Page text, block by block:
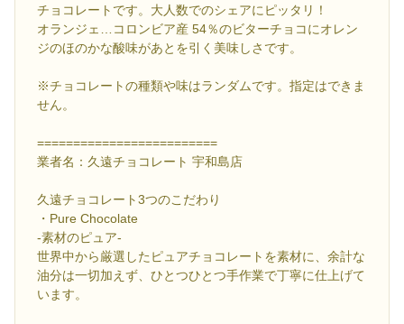
チョコレートです。大人数でのシェアにピッタリ！
オランジェ…コロンビア産 54％のビターチョコにオレン
ジのほのかな酸味があとを引く美味しさです。
※チョコレートの種類や味はランダムです。指定はできま
せん。
=========================
業者名：久遠チョコレート 宇和島店
久遠チョコレート3つのこだわり
・Pure Chocolate
-素材のピュア-
世界中から厳選したピュアチョコレートを素材に、余計な
油分は一切加えず、ひとつひとつ手作業で丁寧に仕上げて
います。